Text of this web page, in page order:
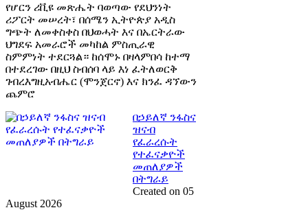
የሆርን ሪቪዩ መጽሔት ባወጣው የደህንነት
ሪፖርት መሠረት፣ በሰሜን ኢትዮጵያ አዲስ
ግጭት ለመቀስቀስ በህወሓት እና በኤርትራው
ህግደፍ አመራሮች መካከል ምስጢራዊ
ስምምነት ተደርጓል። ከሰሞኑ በዛላምበሳ ከተማ
በተደረገው በዚህ ስብሰባ ላይ እነ ፈትለወርቅ
ገብረእግዚአብሔር (ሞንጀርኖ) እና ክንፈ ዳኘውን
ጨምሮ
በኃይለኛ ንፋስና
ዝናብ
የፈራረሱት
የተፈናቃዮች
መጠለያዎች
በትግራይ
Created on 05
August 2026